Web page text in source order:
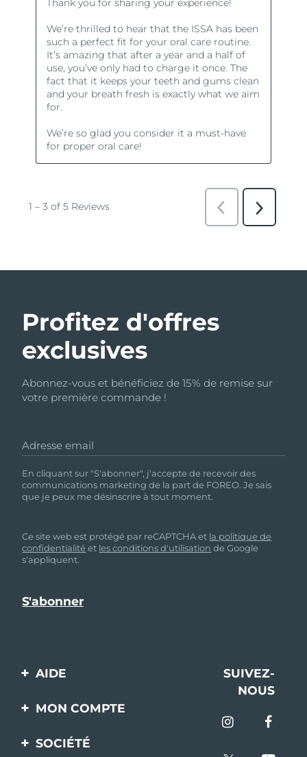
Profitez d'offres
exclusives
Abonnez-vous et bénéficiez de 15% de remise sur
votre première commande !
Adresse email
En cliquant sur "S'abonner", j'accepte de recevoir des
communications marketing de la part de FOREO. Je sais
que je peux me désinscrire à tout moment.
Ce site web est protégé par reCAPTCHA et la politique de
confidentialité et les conditions d'utilisation de Google
s'appliquent.
AIDE
Contactez-nous
livraisons
SUIVEZ-
NOUS
MON COMPTE
Enregistrement produit
SOCIÉTÉ